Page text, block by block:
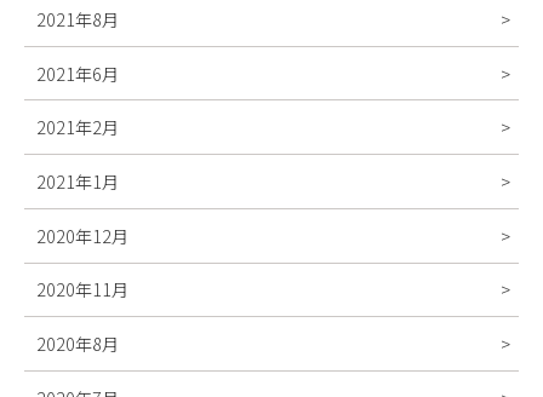
2021年8月
2021年6月
2021年2月
2021年1月
2020年12月
2020年11月
2020年8月